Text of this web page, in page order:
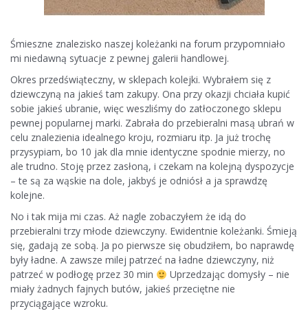
Śmieszne znalezisko naszej koleżanki na forum przypomniało
mi niedawną sytuacje z pewnej galerii handlowej.
Okres przedświąteczny, w sklepach kolejki. Wybrałem się z
dziewczyną na jakieś tam zakupy. Ona przy okazji chciała kupić
sobie jakieś ubranie, więc weszliśmy do zatłoczonego sklepu
pewnej popularnej marki. Zabrała do przebieralni masą ubrań w
celu znalezienia idealnego kroju, rozmiaru itp. Ja już trochę
przysypiam, bo 10 jak dla mnie identyczne spodnie mierzy, no
ale trudno. Stoję przez zasłoną, i czekam na kolejną dyspozycje
– te są za wąskie na dole, jakbyś je odniósł a ja sprawdzę
kolejne.
No i tak mija mi czas. Aż nagle zobaczyłem że idą do
przebieralni trzy młode dziewczyny. Ewidentnie koleżanki. Śmieją
się, gadają ze sobą. Ja po pierwsze się obudziłem, bo naprawdę
były ładne. A zawsze milej patrzeć na ładne dziewczyny, niż
patrzeć w podłogę przez 30 min
Uprzedzając domysły – nie
miały żadnych fajnych butów, jakieś przeciętne nie
przyciągające wzroku.